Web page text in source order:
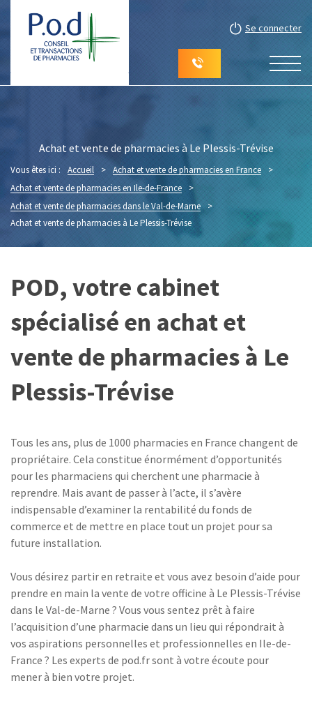
Se connecter
Achat et vente de pharmacies à Le Plessis-Trévise
Vous êtes ici : Accueil > Achat et vente de pharmacies en France
>
Achat et vente de pharmacies en Ile-de-France
>
Achat et vente de pharmacies dans le Val-de-Marne
>
Achat et vente de pharmacies à Le Plessis-Trévise
POD, votre cabinet
spécialisé en achat et
vente de pharmacies à Le
Plessis-Trévise
Tous les ans, plus de 1000 pharmacies en France changent de
propriétaire. Cela constitue énormément d’opportunités
pour les pharmaciens qui cherchent une pharmacie à
reprendre. Mais avant de passer à l’acte, il s’avère
indispensable d’examiner la rentabilité du fonds de
commerce et de mettre en place tout un projet pour sa
future installation.
Vous désirez partir en retraite et vous avez besoin d’aide pour
prendre en main la vente de votre officine à Le Plessis-Trévise
dans le Val-de-Marne ? Vous vous sentez prêt à faire
l’acquisition d’une pharmacie dans un lieu qui répondrait à
vos aspirations personnelles et professionnelles en Ile-de-
France ? Les experts de pod.fr sont à votre écoute pour
mener à bien votre projet.